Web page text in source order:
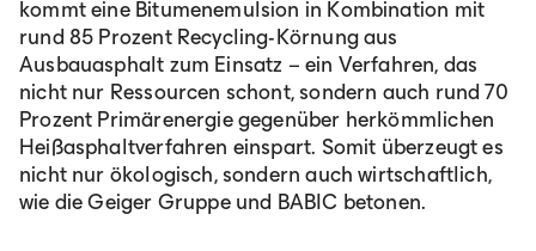
kommt eine Bitumenemulsion in Kombination mit
rund 85 Prozent Recycling-Körnung aus
Ausbauasphalt zum Einsatz – ein Verfahren, das
nicht nur Ressourcen schont, sondern auch rund 70
Prozent Primärenergie gegenüber herkömmlichen
Heißasphaltverfahren einspart. Somit überzeugt es
nicht nur ökologisch, sondern auch wirtschaftlich,
wie die Geiger Gruppe und BABIC betonen.